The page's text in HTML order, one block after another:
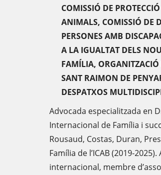
COMISSIÓ DE
ANIMALS, COMISSIÓ DE
PERSONES AMB
A LA IGUALTAT DELS
FAMÍLIA, ORGANITZACIÓ
SANT RAIMON DE
DESPATXOS
Advocada especialitzada en
Internacional de Família i
Rousaud, Costas, Duran,
Família de l’ICAB (2019-
internacional, membre